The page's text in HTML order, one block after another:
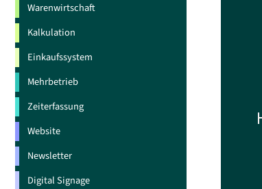
Warenwirtschaft
Kalkulation
Einkaufssystem
Mehrbetrieb
Zeiterfassung
Website
Newsletter
Digital Signage